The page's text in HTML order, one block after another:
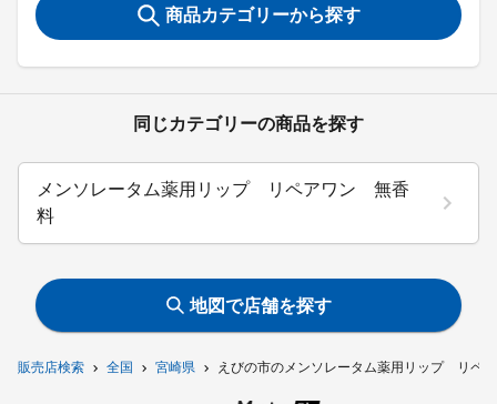
販売店検索 全国 宮崎県 えびの市のメンソレータム薬用リップ リペ
商品カテゴリーから探す
同じカテゴリーの商品を探す
メンソレータム薬用リップ リペアワン 無香
料
地図で店舗を探す